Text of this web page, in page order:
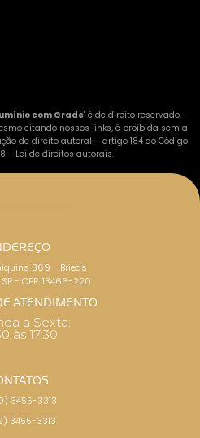
com Grade" é de direito reservado.
citando nossos links, é proibida sem a
de direito autoral – artigo 184 do Código
- Lei de direitos autorais.
369 - Brieds
- CEP: 13466-220
ATENDIMENTO
a Sexta:
às 17:30
3455-3313
3455-3313